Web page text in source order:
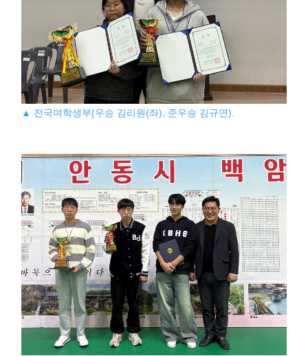
▲ 전국여학생부(우승 김리원(좌), 준우승 김규연).